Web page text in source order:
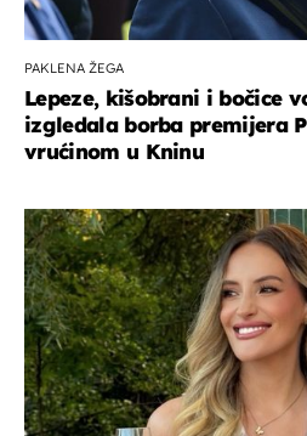
PAKLENA ŽEGA
Lepeze, kišobrani i bočice
izgledala borba premijera
vrućinom u Kninu